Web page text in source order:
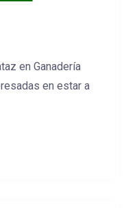
en Ganadería
en estar a